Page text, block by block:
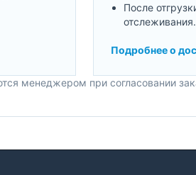
После
отслеживания.
Подробнее о
менеджером при согласовании